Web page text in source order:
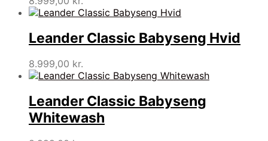
Leander Classic Babyseng Hvid
8.999,00 kr.
Leander Classic Babyseng
Whitewash